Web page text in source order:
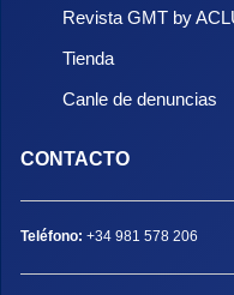
Revista GMT by
Tienda
Canle de denuncias
CONTACTO
Teléfono: +34 981 578 206